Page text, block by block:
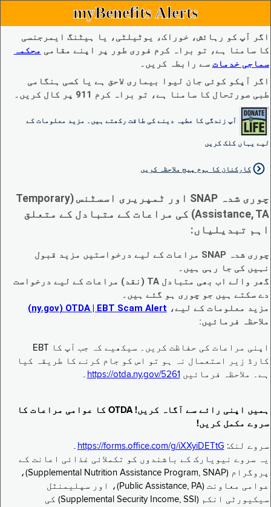
myBenefits Alerts
اگر آپ کو رہائش، خوراک، یوٹیلٹی، یا ہیٹنگ ایمرجنسی
کا سامنا ہے، تو براہ کرم فوری طور پر اپنے مقامی محکمہ
سماجی خدمات سے رابطہ کریں۔
اگر آپکو کوئی جان لیوا بیماری لاحق ہے یا کسی ہنگامی
طبی صورتحال کا سامنا ہے، تو براہ کرم 911 پر کال کریں۔
آپ زندگی کا عطیہ دینے کی طاقت رکھتے ہیں۔ مزید معلومات کے
لیے یہاں کلک کریں
کارکنان کا ہوم پیج ملاحظہ کریں
چوری شدہ SNAP اور ٹمپریری اسسٹنس (Temporary
Assistance, TA) کی مراعات کے متبادل کے متعلق
اہم تبدیلیاں:
چوری شدہ SNAP مراعات کے لیے درخواستیں مزید قبول
نہیں کی جا رہی ہیں۔
گھر والے اب بھی متبادل TA (نقد) مراعات کے لیے درخواست
دے سکتے ہیں جو چوری ہو گئے ہیں۔
مزید معلومات کے لیے، EBT Scam Alert ‏| OTDA ‏(ny.gov)
ملاحظہ فرمائیں:
اپنی مراعات کی حفاظت کریں۔ سیکھیے کہ جب آپ کا EBT
کارڈ زیر استعمال نہ ہو تو اس کو جام کرنے کا طریقہ کیا
ہے۔ ملاحظہ فرمائیں https://otda.ny.gov/5261 ۔
ہمیں اپنی رائے سے آگاہ کریں! OTDA کا عوامی مراعات کا
سروے مکمل کریں!
سروے لنک: https://forms.office.com/g/iXXyiDETtG ۔
یہ سروے نیویارک کے باشندوں کو تکملائی غذائی اعانت کے
پروگرام (Supplemental Nutrition Assistance Program, SNAP)،
عوامی معاونت (Public Assistance, PA)، اور سپلیمنٹل
سیکیورٹی انکم (Supplemental Security Income, SSI) کی